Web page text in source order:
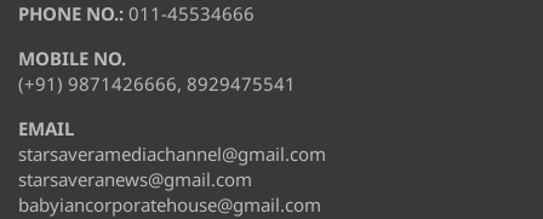
PHONE NO.: 011-45534666
MOBILE NO.
(+91) 9871426666, 8929475541
EMAIL
starsaveramediachannel@gmail.com
starsaveranews@gmail.com
babyiancorporatehouse@gmail.com